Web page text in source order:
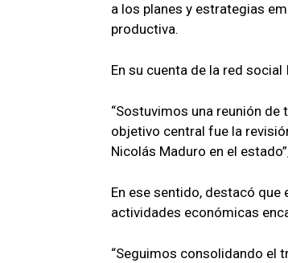
a los planes y estrategias
productiva.
En su cuenta de la red
“Sostuvimos una reunión de
objetivo central fue la
Nicolás Maduro en el
En ese sentido, destacó
actividades económicas
“Seguimos consolidando el